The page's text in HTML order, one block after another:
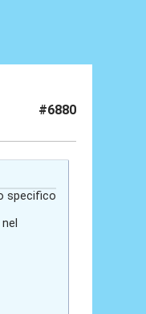
#6880
specifico